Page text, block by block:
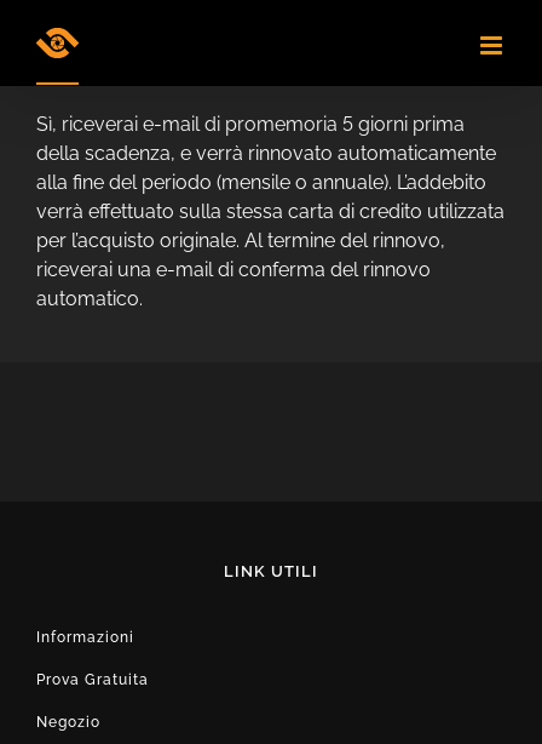
Sì, riceverai e-mail di promemoria 5 giorni prima
della scadenza, e verrà rinnovato automaticamente
alla fine del periodo (mensile o annuale). L’addebito
verrà effettuato sulla stessa carta di credito utilizzata
per l’acquisto originale. Al termine del rinnovo,
riceverai una e-mail di conferma del rinnovo
automatico.
LINK UTILI
Informazioni
Prova Gratuita
Negozio